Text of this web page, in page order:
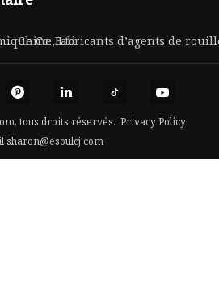
Co., Ltd
Chine Fabricants d’agents de
tous droits réservés. Privacy Policy
sharon@esoulcj.com